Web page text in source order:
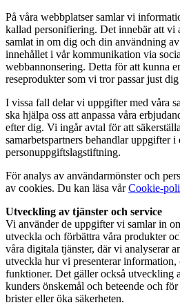
På våra webbplatser samlar vi
kallad personifiering. Det innebär att vi
samlat in om dig och din användning
innehållet i vår kommunikation via
webbannonsering. Detta för att kunna
reseprodukter som vi tror passar just
I vissa fall delar vi uppgifter med våra
ska hjälpa oss att anpassa våra
efter dig. Vi ingår avtal för att
samarbetspartners behandlar uppgifter
personuppgiftslagstiftning.
För analys av användarmönster och
av cookies. Du kan läsa vårCookie-
Utveckling av tjänster och service
Vi använder de uppgifter vi samlar in
utveckla och förbättra våra produkter
våra digitala tjänster, där vi analyserar
utveckla hur vi presenterar
funktioner. Det gäller också utveckling
kunders önskemål och beteende och
brister eller öka säkerheten.